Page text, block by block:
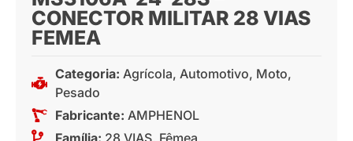
CONECTOR MILITAR 28 VIAS
FEMEA
Categoria: Agrícola, Automotivo, Moto,
Pesado
Fabricante: AMPHENOL